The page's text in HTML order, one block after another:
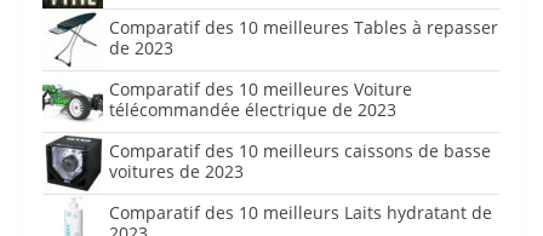
Comparatif des 10 meilleures Tables à repasser
de 2023
Comparatif des 10 meilleures Voiture
télécommandée électrique de 2023
Comparatif des 10 meilleurs caissons de basse
voitures de 2023
Comparatif des 10 meilleurs Laits hydratant de